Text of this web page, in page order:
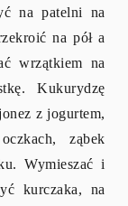
na patelni na
na pół a
wrzątkiem na
Kukurydzę
z jogurtem,
ząbek
Wymieszać i
kurczaka, na